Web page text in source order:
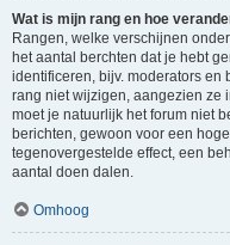
Wat is mijn rang en hoe
Rangen, welke verschijnen
het aantal berchten dat je hebt
identificeren, bijv. moderators en
rang niet wijzigen, aangezien ze
moet je natuurlijk het forum niet
berichten, gewoon voor een
tegenovergestelde effect, een
aantal doen dalen.
Omhoog